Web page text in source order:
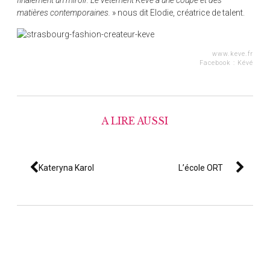
matières contemporaines. » nous dit Elodie, créatrice de talent.
www.keve.fr
Facebook : Kévé
A LIRE AUSSI
Kateryna Karol L’école ORT